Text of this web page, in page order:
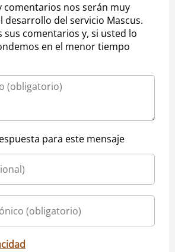
comentarios nos serán muy
desarrollo del servicio Mascus.
sus comentarios y, si usted lo
en el menor tiempo
para este mensaje